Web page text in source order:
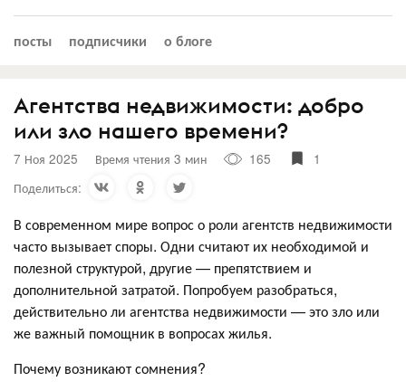
посты подписчики о блоге
Агентства недвижимости: добро
или зло нашего времени?
7 Ноя 2025 Время чтения 3 мин 165
1
Поделиться:
В современном мире вопрос о роли агентств недвижимости
часто вызывает споры. Одни считают их необходимой и
полезной структурой, другие — препятствием и
дополнительной затратой. Попробуем разобраться,
действительно ли агентства недвижимости — это зло или
же важный помощник в вопросах жилья.
Почему возникают сомнения?